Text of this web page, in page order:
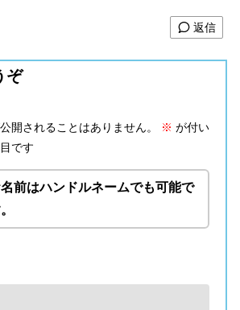
返信
ぞ
開されることはありません。 ※ が付い
です
前はハンドルネームでも可能で